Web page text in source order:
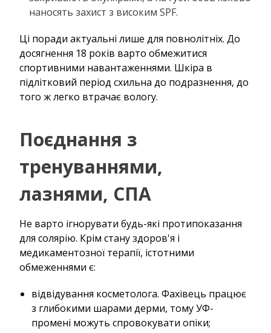
наносять захист з високим SPF.
Ці поради актуальні лише для повнолітніх. До
досягнення 18 років варто обмежитися
спортивними навантаженнями. Шкіра в
підлітковий період схильна до подразнення, до
того ж легко втрачає вологу.
Поєднання з
тренуваннями,
лазнями, СПА
Не варто ігнорувати будь-які протипоказання
для солярію. Крім стану здоров'я і
медикаментозної терапії, істотними
обмеженнями є:
відвідування косметолога. Фахівець працює
з глибокими шарами дерми, тому УФ-
промені можуть спровокувати опіки;